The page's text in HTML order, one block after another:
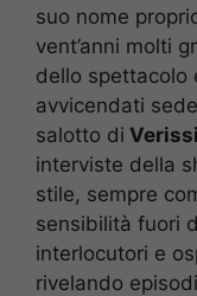
suo nome
vent’anni molti
dello spettacolo
avvicendati
salotto di
interviste della
stile, sempre
sensibilità fuori
interlocutori e
rivelando